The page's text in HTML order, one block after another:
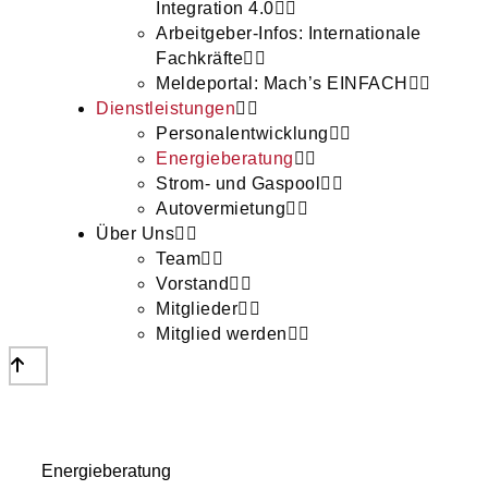
Integration 4.0
Arbeitgeber-Infos: Internationale
Fachkräfte
Meldeportal: Mach’s EINFACH
Dienstleistungen
Personalentwicklung
Energieberatung
Strom- und Gaspool
Autovermietung
Über Uns
Team
Vorstand
Mitglieder
Mitglied werden
Energieberatung